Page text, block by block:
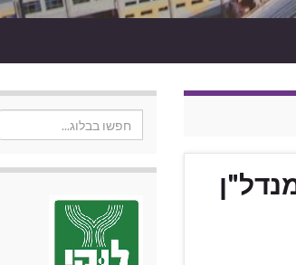
Search for: